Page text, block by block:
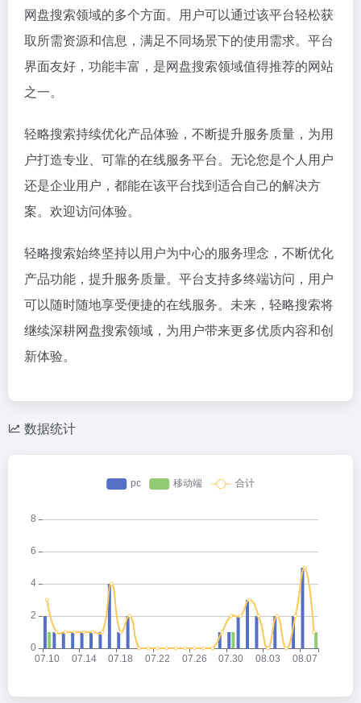
网盘搜索领域的多个方面。用户可以通过该平台轻松获
取所需资源和信息，满足不同场景下的使用需求。平台
界面友好，功能丰富，是网盘搜索领域值得推荐的网站
之一。
轻略搜索持续优化产品体验，不断提升服务质量，为用
户打造专业、可靠的在线服务平台。无论您是个人用户
还是企业用户，都能在该平台找到适合自己的解决方
案。欢迎访问体验。
轻略搜索始终坚持以用户为中心的服务理念，不断优化
产品功能，提升服务质量。平台支持多终端访问，用户
可以随时随地享受便捷的在线服务。未来，轻略搜索将
继续深耕网盘搜索领域，为用户带来更多优质内容和创
新体验。
数据统计